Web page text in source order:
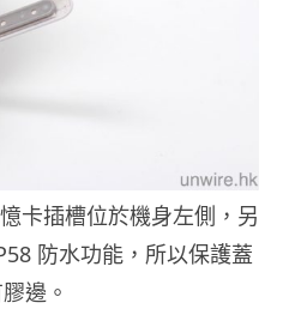
卡插槽位於機身左側，另
防水功能，所以保護蓋
邊。